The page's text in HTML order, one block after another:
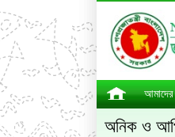
আমাদের
অনিক ও